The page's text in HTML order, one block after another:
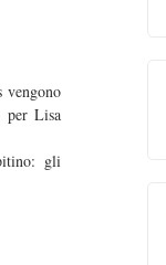
vengono
per Lisa
gli